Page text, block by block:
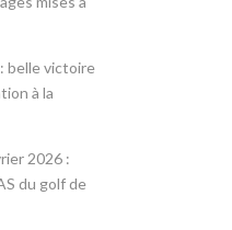
belle victoire
à la
2026 :
du golf de